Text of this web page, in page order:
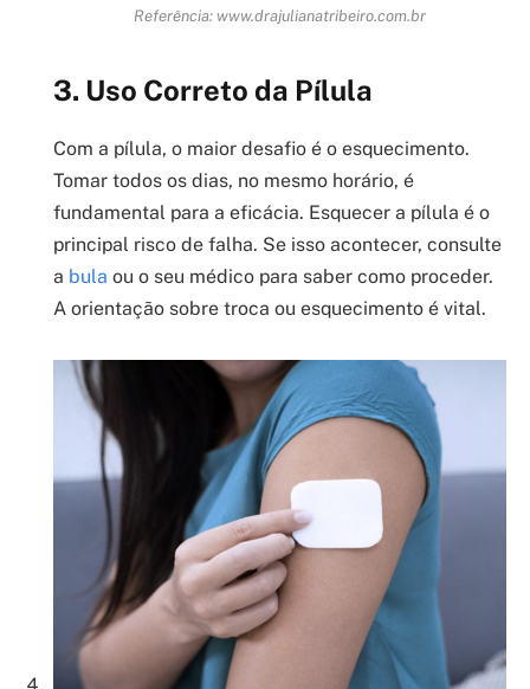
Referência: www.drajulianatribeiro.com.br
3. Uso Correto da Pílula
Com a pílula, o maior desafio é o esquecimento.
Tomar todos os dias, no mesmo horário, é
fundamental para a eficácia. Esquecer a pílula é o
principal risco de falha. Se isso acontecer, consulte
a bula ou o seu médico para saber como proceder.
A orientação sobre troca ou esquecimento é vital.